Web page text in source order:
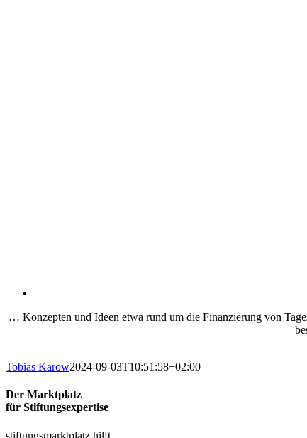
… Konzepten und Ideen etwa rund um die Finanzierung von
Tobias Karow2024-09-03T10:51:58+02:00
Der Marktplatz
für Stiftungsexpertise
stiftungsmarktplatz hilft